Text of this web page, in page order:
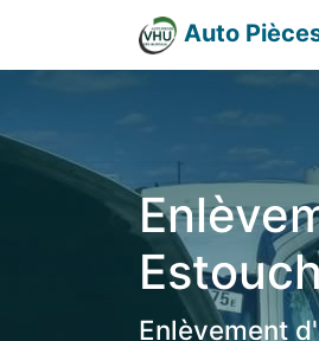
Auto
Enlèvement